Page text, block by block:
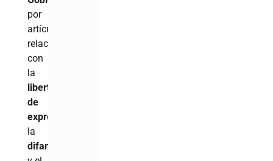
por
artículos
relacionados
con
la
libertad
de
expresión
la
difamación